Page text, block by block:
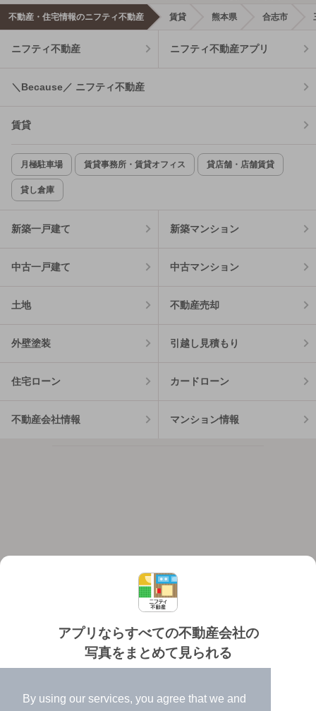
By using our services, you agree that we and
アプリならすべての不動産会社の
写真をまとめて見られる
✔️
高速表示で似た物件も見つけやすい
不動産・住宅情報のニフティ不動産 賃貸 熊本県 合志市
ニフティ不動産 ニフティ不動産アプリ
＼Because／ ニフティ不動産
賃貸
月極駐車場 賃貸事務所・賃貸オフィス 貸店舗・店舗賃貸
貸し倉庫
新築一戸建て 新築マンション
中古一戸建て 中古マンション
土地 不動産売却
外壁塗装 引越し見積もり
住宅ローン カードローン
不動産会社情報 マンション情報
個人情報保護ポリシー 利用規約